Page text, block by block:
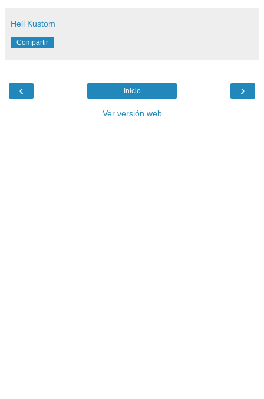
Hell Kustom
Compartir
‹ ›
Inicio
Ver versión web